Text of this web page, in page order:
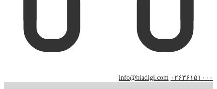
۰۲۶۳۶۱۵۱۰۰۰ info@biadigi.com